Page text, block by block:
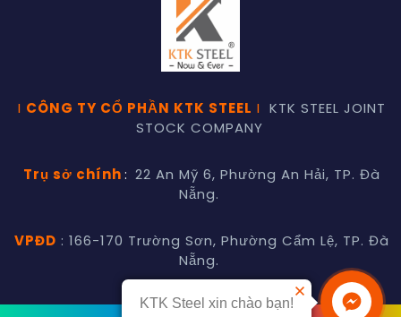
I CÔNG TY CỔ PHẦN KTK STEEL I KTK STEEL JOINT
STOCK COMPANY
Trụ sở chính: 22 An Mỹ 6, Phường An Hải, TP. Đà
Nẵng.
VPĐD : 166-170 Trường Sơn, Phường Cẩm Lệ, TP. Đà
Nẵng.
KTK Steel xin chào bạn!